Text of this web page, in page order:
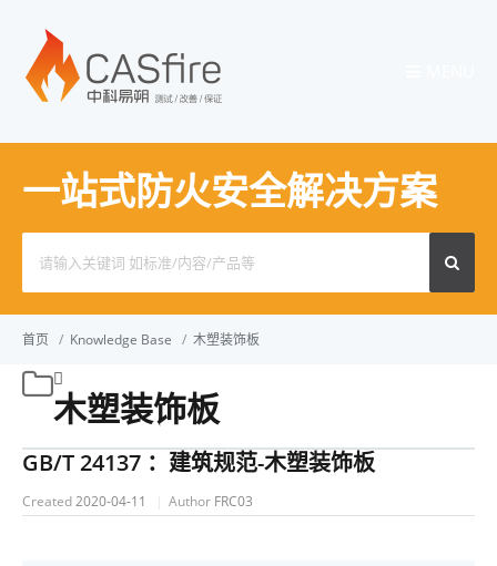
一站式防火安全解决方案
for:
首页 / Knowledge Base / 木塑装饰板
木塑装饰板
GB/T 24137 ：建筑规范-木塑装饰板
Created2020-04-11 Author FRC03